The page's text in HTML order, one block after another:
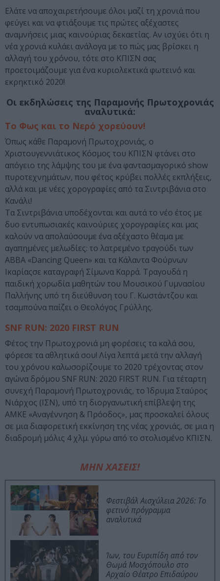
Ελάτε να αποχαιρετήσουμε όλοι μαζί τη χρονιά που
φεύγει και να φτιάξουμε τις πρώτες αξέχαστες
αναμνήσεις μιας καινούριας δεκαετίας. Αν ισχύει ότι η
νέα χρονιά κυλάει ανάλογα με το πώς μας βρίσκει η
αλλαγή του χρόνου, τότε στο ΚΠΙΣΝ σας
προετοιμάζουμε για ένα κυριολεκτικά φωτεινό και
εκρηκτικό 2020!
Οι εκδηλώσεις της Παραμονής Πρωτοχρονιάς
αναλυτικά:
Το Φως και το Νερό χορεύουν!
Όπως κάθε Παραμονή Πρωτοχρονιάς, ο
Χριστουγεννιάτικος Κόσμος του ΚΠΙΣΝ φτάνει στο
απόγειο της λάμψης του με ένα φαντασμαγορικό show
πυροτεχνημάτων, που φέτος κρύβει πολλές εκπλήξεις,
αλλά και με νέες χορογραφίες από τα Σιντριβάνια στο
Κανάλι!
Τα Σιντριβάνια υποδέχονται και αυτά το νέο έτος με
δυο εντυπωσιακές καινούριες χορογραφίες και μας
καλούν να απολαύσουμε ένα αξέχαστο θέαμα με
αγαπημένες μελωδίες: το λατρεμένο τραγούδι των
ABBA «Dancing Queen» και τα Κάλαντα Φούρνων
Ικαρίαςσε καταγραφή Σίμωνα Καρρά. Τραγουδά η
παιδική χορωδία μαθητών του Μουσικού Γυμνασίου
Παλλήνης υπό τη διεύθυνση του Γ. Κωστάντζου και
τσαμπούνα παίζει ο Θεολόγος Γρύλλης.
SNF RUN: 2020 FIRST RUN
Φέτος την Πρωτοχρονιά μη φορέσεις τα καλά σου,
φόρεσε τα αθλητικά σου! Λίγα λεπτά μετά την αλλαγή
του χρόνου καλωσορίζουμε το 2020 τρέχοντας στον
αγώνα δρόμου SNF RUN: 2020 FIRST RUN. Για τέταρτη
συνεχή Παραμονή Πρωτοχρονιάς, το Ίδρυμα Σταύρος
Νιάρχος (ΙΣΝ), υπό τη διοργανωτική επίβλεψη της
ΑMKE «Αναγέννηση & Πρόοδος», μας προσκαλεί όλους
σε μια διαφορετική εκκίνηση της νέας χρονιάς, σε μια η
διαδρομή μόλις 4 χλμ. γύρω από το στολισμένο ΚΠΙΣΝ.
ΜΗΝ ΧΑΣΕΙΣ!
Φεστιβάλ Αισχύλεια 2026: Το
φετινό πρόγραμμα
αναλυτικά
Ίων, του Ευριπίδη από τον
Θωμά Μοσχόπουλο στο
Αρχαίο Θέατρο Επιδαύρου